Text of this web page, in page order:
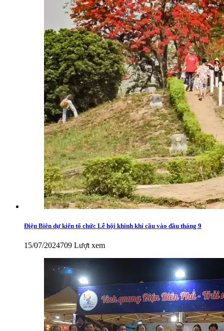
Điện Biên dự kiến tổ chức Lễ hội khinh khí cầu vào đầu tháng 9
15/07/2024709 Lượt xem